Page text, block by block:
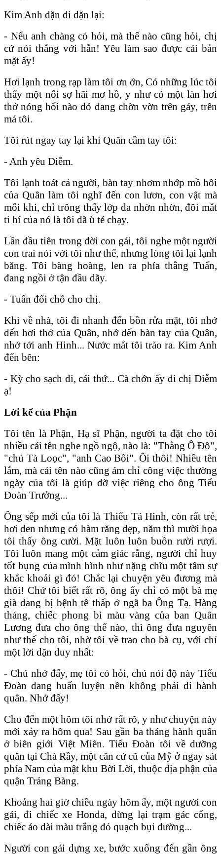
Kim Anh dặn đi dặn lại:
- Nếu anh chàng có hỏi, mà thế nào cũng hỏi, chị
cứ nói thẳng với hắn! Yêu làm sao được cái bản
mặt ấy!
Hơi lạnh trong rạp làm tôi ơn ớn, Có những lúc tôi
thấy một nỗi sợ hãi mơ hồ, y như có một làn hơi
thở nóng hổi nào đó đang chờn vờn trên gáy, trên
má tôi.
Tôi rút ngay tay lại khi Quân cầm tay tôi:
- Anh yêu Diễm.
Tôi lạnh toát cả người, bàn tay nhơm nhớp mồ hôi
của Quân làm tôi nghĩ đến con lươn, con vật mà
mỗi khi, chỉ trông thấy lớp da nhờn nhờn, đôi mắt
ti hí của nó là tôi đã ù té chạy.
Lần đầu tiên trong đời con gái, tôi nghe một người
con trai nói với tôi như thế, nhưng lòng tôi lại lạnh
băng. Tôi bàng hoàng, len ra phía thằng Tuấn,
đang ngồi ở tận đầu dãy.
- Tuấn đổi chỗ cho chị.
Khi về nhà, tôi đi nhanh đến bồn rửa mặt, tôi nhớ
đến hơi thở của Quân, nhớ đến bàn tay của Quân,
nhớ tới anh Hinh... Nước mắt tôi trào ra. Kim Anh
đến bên:
- Kỳ cho sạch đi, cái thứ... Cà chớn ấy đi chị Diễm
ạ!
Lời kể của Phận
Tôi tên là Phận, Hạ sĩ Phận, người ta đặt cho tôi
nhiều cái tên nghe ngồ ngộ, nào là: "Thằng Ô Đô",
"chú Tà Loọc", "anh Cao Bồi". Ôi thôi! Nhiều tên
lắm, mà cái tên nào cũng ám chỉ công việc thường
ngày của tôi là giúp đỡ việc riêng cho ông Tiểu
Đoàn Trưởng...
Ông sếp mới của tôi là Thiếu Tá Hinh, còn rất trẻ,
hơi đen nhưng có hàm răng đẹp, năm thì mười họa
tôi thấy ông cười. Mặt luôn luôn buồn rười rượi.
Tôi luôn mang một cảm giác rằng, người chỉ huy
tốt bụng của mình hình như nặng chĩu một tâm sự
khắc khoải gì đó! Chắc lại chuyện yêu đương mà
thôi! Chứ tôi biết rất rõ, ông ấy chỉ có một bà mẹ
già đang bị bệnh tê thấp ở ngã ba Ông Tạ. Hàng
tháng, chiếc phong bì màu vàng của ban Quân
Lương đưa cho ông thế nào, thì ông đưa nguyên
như thế cho tôi, nhờ tôi về trao cho bà cụ, với chỉ
một lời dặn duy nhất:
- Chú nhớ đấy, mẹ tôi có hỏi, chú nói độ này Tiểu
Đoàn đang huấn luyện nên không phải đi hành
quân. Nhớ đấy!
Cho đến một hôm tôi nhớ rất rõ, y như chuyện này
mới xảy ra hôm qua! Sau gần ba tháng hành quân
ở biên giới Việt Miên. Tiểu Đoàn tôi về dưỡng
quân tại Chà Rầy, một căn cứ cũ của Mỹ ở ngay sát
phía Nam của mật khu Bời Lời, thuộc địa phận của
quận Trảng Bàng.
Khoảng hai giờ chiều ngày hôm ấy, một người con
gái, đi chiếc xe Honda, dừng lại trạm gác cổng,
chiếc áo dài màu trắng đỏ quạch bụi đường...
Người con gái dựng xe, bước xuống đến gần ông